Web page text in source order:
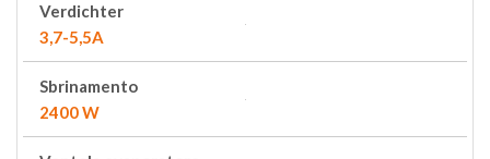
Verdichter
3,7-5,5A
Sbrinamento
2400 W